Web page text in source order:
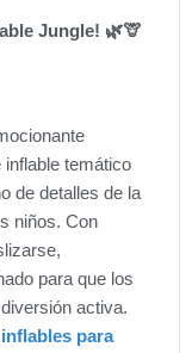
Jungle! 🌿🦒
inflable temático
de detalles de la
niños. Con
para que los
activa.
para